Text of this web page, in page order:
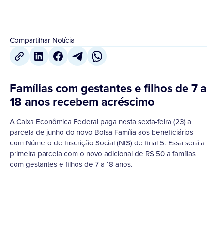
Compartilhar Notícia
Famílias com gestantes e filhos de 7 a
18 anos recebem acréscimo
A Caixa Econômica Federal paga nesta sexta-feira (23) a
parcela de junho do novo Bolsa Família aos beneficiários
com Número de Inscrição Social (NIS) de final 5. Essa será a
primeira parcela com o novo adicional de R$ 50 a famílias
com gestantes e filhos de 7 a 18 anos.